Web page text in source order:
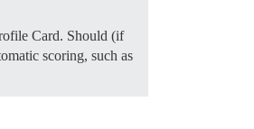
Card. Should (if
scoring, such as